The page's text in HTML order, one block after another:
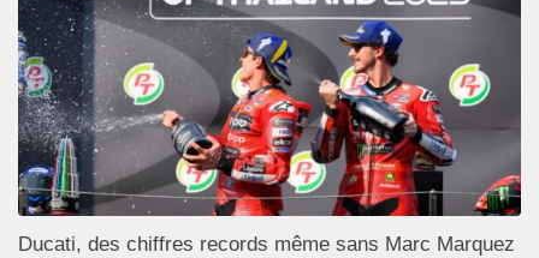
Ducati, des chiffres records même sans Marc Marquez